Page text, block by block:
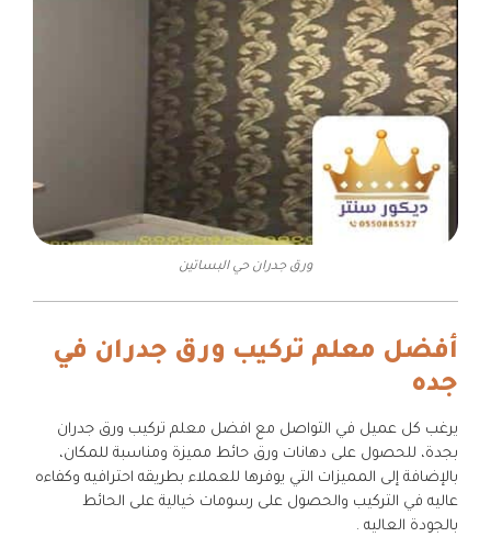
ورق جدران حي البساتين
أفضل معلم تركيب ورق جدران في
جده
يرغب كل عميل في التواصل مع افضل معلم تركيب ورق جدران
بجدة، للحصول على دهانات ورق حائط مميزة ومناسبة للمكان،
بالإضافة إلى المميزات التي يوفرها للعملاء بطريقه احترافيه وكفاءه
عاليه في التركيب والحصول على رسومات خيالية على الحائط
بالجودة العاليه .